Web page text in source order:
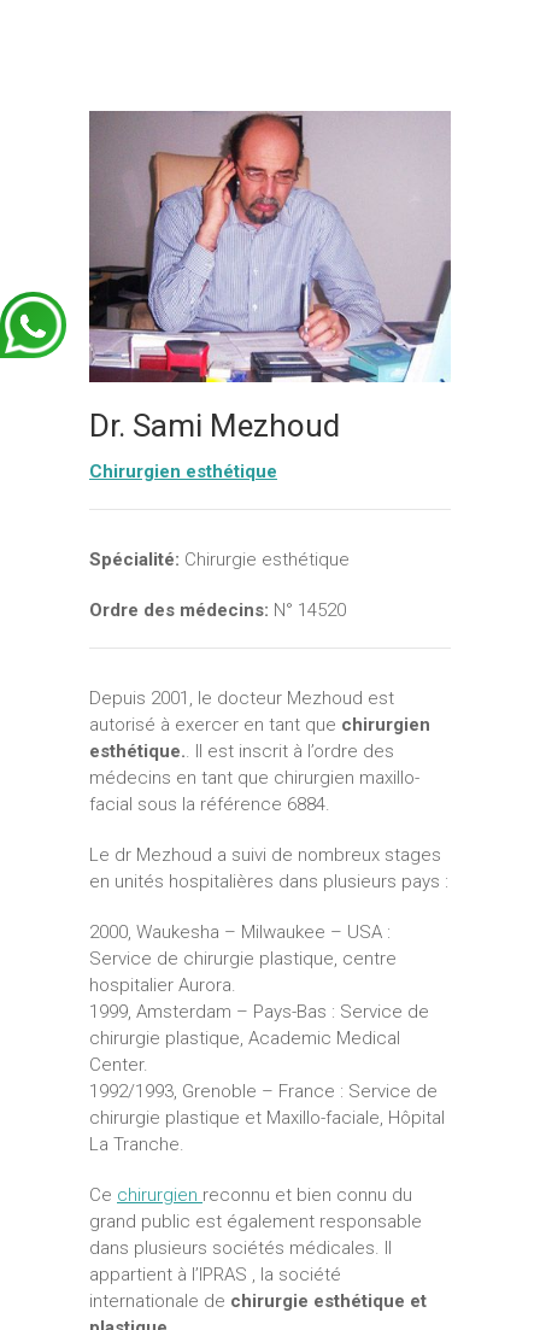
Dr. Sami Mezhoud
Chirurgien esthétique
Spécialité: Chirurgie esthétique
Ordre des médecins: N° 14520
Depuis 2001, le docteur Mezhoud est
autorisé à exercer en tant que chirurgien
esthétique.. Il est inscrit à l’ordre des
médecins en tant que chirurgien maxillo-
facial sous la référence 6884.
Le dr Mezhoud a suivi de nombreux stages
en unités hospitalières dans plusieurs pays :
2000, Waukesha – Milwaukee – USA :
Service de chirurgie plastique, centre
hospitalier Aurora.
1999, Amsterdam – Pays-Bas : Service de
chirurgie plastique, Academic Medical
Center.
1992/1993, Grenoble – France : Service de
chirurgie plastique et Maxillo-faciale, Hôpital
La Tranche.
Ce chirurgien reconnu et bien connu du
grand public est également responsable
dans plusieurs sociétés médicales. Il
appartient à l’IPRAS , la société
internationale de chirurgie esthétique et